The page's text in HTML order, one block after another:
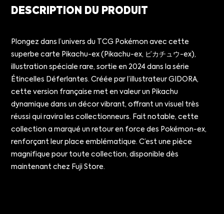
DESCRIPTION DU PRODUIT
Plongez dans l’univers du TCG Pokémon avec cette
superbe carte Pikachu-ex (Pikachu-ex, ピカチュウ-ex),
illustration spéciale rare, sortie en 2024 dans la série
Étincelles Déferlantes. Créée par l’illustrateur GIDORA,
cette version française met en valeur un Pikachu
dynamique dans un décor vibrant, offrant un visuel très
réussi qui ravira les collectionneurs. Fait notable, cette
collection a marqué un retour en force des Pokémon-ex,
renforçant leur place emblématique. C’est une pièce
magnifique pour toute collection, disponible dès
maintenant chez Fuji Store.